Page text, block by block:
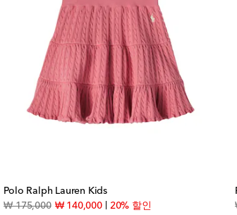
Polo Ralph Lauren Kids
₩ 175,000original price
₩ 140,000discount price
20% 할인